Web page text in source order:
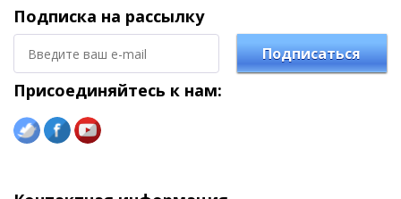
Подписка на рассылку
Подписаться
Присоединяйтесь к нам: